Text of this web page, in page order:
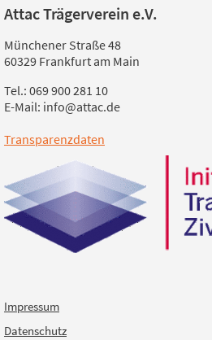
Attac Trägerverein e.V.
Münchener Straße 48
60329 Frankfurt am Main
Tel.: 069 900 281 10
E-Mail: info@attac.de
Transparenzdaten
Impressum
Datenschutz